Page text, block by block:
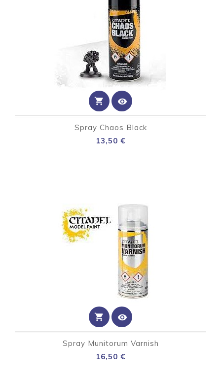
shopping_cart visibility
Spray Chaos Black
13,50 €
shopping_cart visibility
Spray Munitorum Varnish
16,50 €